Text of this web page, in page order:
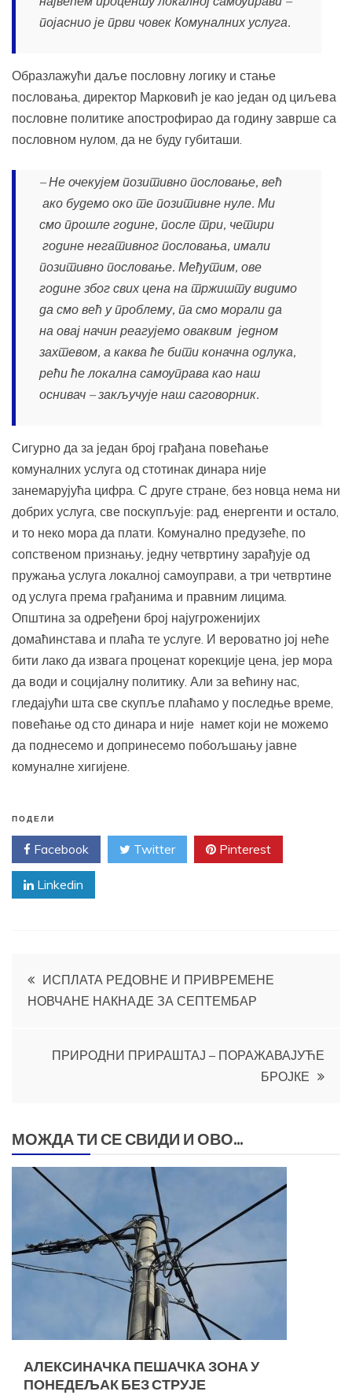
појаснио је први човек Комуналних услуга.
Образлажући даље пословну логику и стање
пословања, директор Марковић је као један од циљева
пословне политике апострофирао да годину заврше са
пословном нулом, да не буду губиташи.
– Не очекујем позитивно пословање, већ
ако будемо око те позитивне нуле. Ми
смо прошле године, после три, четири
године негативног пословања, имали
позитивно пословање. Међутим, ове
године због свих цена на тржишту видимо
да смо већ у проблему, па смо морали да
на овај начин реагујемо оваквим једном
захтевом, а каква ће бити коначна одлука,
рећи ће локална самоуправа као наш
оснивач – закључује наш саговорник.
Сигурно да за један број грађана повећање
комуналних услуга од стотинак динара није
занемарујућа цифра. С друге стране, без новца нема ни
добрих услуга, све поскупљује: рад, енергенти и остало,
и то неко мора да плати. Комунално предузеће, по
сопственом признању, једну четвртину зарађује од
пружања услуга локалној самоуправи, а три четвртине
од услуга према грађанима и правним лицима.
Општина за одређени број најугроженијих
домаћинстава и плаћа те услуге. И вероватно јој неће
бити лако да извага проценат корекције цена, јер мора
да води и социјалну политику. Али за већину нас,
гледајући шта све скупље плаћамо у последње време,
повећање од сто динара и није намет који не можемо
да поднесемо и допринесемо побољшању јавне
комуналне хигијене.
ПОДЕЛИ
Facebook Twitter Pinterest
Linkedin
Кретање
ИСПЛАТА РЕДОВНЕ И ПРИВРЕМЕНЕ
НОВЧАНЕ НАКНАДЕ ЗА СЕПТЕМБАР
ПРИРОДНИ ПРИРАШТАЈ – ПОРАЖАВАЈУЋЕ
БРОЈКЕ
МОЖДА ТИ СЕ СВИДИ И ОВО...
АЛЕКСИНАЧКА ПЕШАЧКА ЗОНА У
ПОНЕДЕЉАК БЕЗ СТРУЈЕ